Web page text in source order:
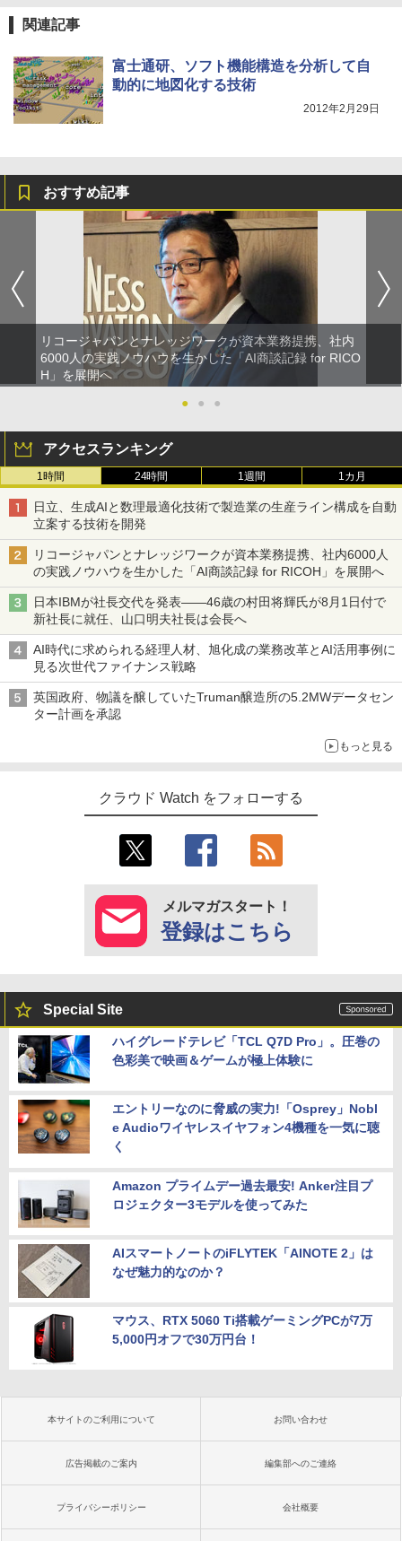
関連記事
富士通研、ソフト機能構造を分析して自
動的に地図化する技術
2012年2月29日
おすすめ記事
リコージャパンとナレッジワークが資本業務提携、社内
6000人の実践ノウハウを生かした「AI商談記録 for RICO
H」を展開へ
●
● ●
アクセスランキング
1時間 24時間 1週間 1カ月
日立、生成AIと数理最適化技術で製造業の生産ライン構成を自動
立案する技術を開発
リコージャパンとナレッジワークが資本業務提携、社内6000人
の実践ノウハウを生かした「AI商談記録 for RICOH」を展開へ
日本IBMが社長交代を発表――46歳の村田将輝氏が8月1日付で
新社長に就任、山口明夫社長は会長へ
AI時代に求められる経理人材、旭化成の業務改革とAI活用事例に
見る次世代ファイナンス戦略
英国政府、物議を醸していたTruman醸造所の5.2MWデータセン
ター計画を承認
もっと見る
クラウド Watch をフォローする
メルマガスタート！
登録はこちら
Special Site
ハイグレードテレビ「TCL Q7D Pro」。圧巻の
色彩美で映画＆ゲームが極上体験に
エントリーなのに脅威の実力!「Osprey」Nobl
e Audioワイヤレスイヤフォン4機種を一気に聴
く
Amazon プライムデー過去最安! Anker注目プ
ロジェクター3モデルを使ってみた
AIスマートノートのiFLYTEK「AINOTE 2」は
なぜ魅力的なのか？
マウス、RTX 5060 Ti搭載ゲーミングPCが7万
5,000円オフで30万円台！
本サイトのご利用について お問い合わせ
広告掲載のご案内 編集部へのご連絡
プライバシーポリシー 会社概要